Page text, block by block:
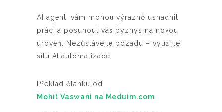
AI agenti vám mohou výrazně usnadnit
práci a posunout váš byznys na novou
úroveň. Nezůstávejte pozadu – využijte
sílu AI automatizace.
Překlad článku od
Mohit Vaswani na Meduim.com